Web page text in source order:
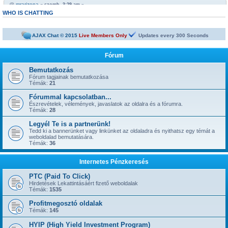
@mrarizona « szomb. 3:29 am »
https://netbiznisz.hu/viewtopic.php?t=10652
Bobabeten a futtbal vb miatt minden napra jut egy legalább egy freepick
@mrarizona « szomb. 3:28 am »
sziasztok!
Neked is
@mrarizona « hétf. 5:51 pm »
jónapot
@szepbalazs « kedd 8:22 am »
has started a new topic:Kickoffboss
@Admin « hétf. 8:49 pm »
has started a new topic:Újabb 1 év, gyerünk-gyerünk tovább
@szior « vas. 5:43 pm »
has started a new topic:
@Admin « kedd 9:38 am »
kavics13 « hétf. 10:48 pm »
Jól jönne egy admin....
@mrarizona « szer. 3:37 pm »
has started a new topic:BoaBet | Fogadóiroda és online kaszinó
@szepbalazs « pén. 10:28 pm »
has started a new topic:22bet
WHO IS CHATTING
AJAX Chat © 2015 Live Members Only Updates every 300 Seconds
Fórum
Bemutatkozás
Fórum tagjainak bemutatkozása
Témák: 21
Fórummal kapcsolatban...
Észrevételek, vélemények, javaslatok az oldalra és a fórumra.
Témák: 28
Legyél Te is a partnerünk!
Tedd ki a bannerünket vagy linkünket az oldaladra és nyithatsz egy témát a
weboldalad bemutatására.
Témák: 36
Internetes Pénzkeresés
PTC (Paid To Click)
Hirdetések Lekattintásáért fizető weboldalak
Témák: 1535
Profitmegosztó oldalak
Témák: 145
HYIP (High Yield Investment Program)